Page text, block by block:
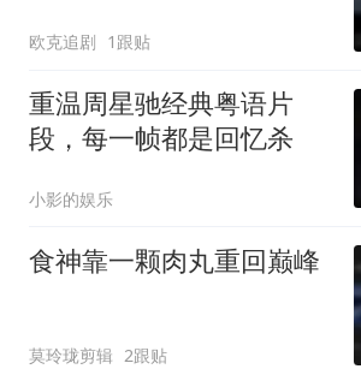
欧克追剧 1跟贴
重温周星驰经典粤语片
段，每一帧都是回忆杀
小影的娱乐
食神靠一颗肉丸重回巅峰
莫玲珑剪辑 2跟贴